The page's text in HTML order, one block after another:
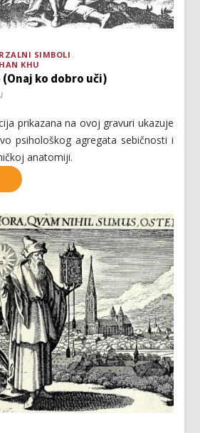
SIMBOLI
KHU
(Onaj ko dobro uči)
prikazana na ovoj gravuri ukazuje
psihološkog agregata sebičnosti i
anatomiji.